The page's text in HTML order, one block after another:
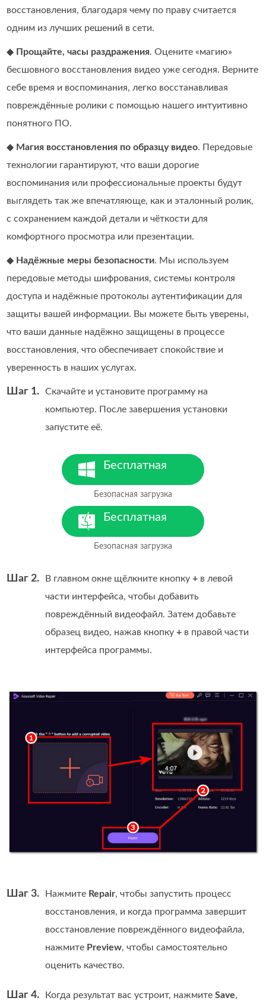
восстановления, благодаря чему по праву считается
одним из лучших решений в сети.
◆ Прощайте, часы раздражения. Оцените «магию»
бесшовного восстановления видео уже сегодня. Верните
себе время и воспоминания, легко восстанавливая
повреждённые ролики с помощью нашего интуитивно
понятного ПО.
◆ Магия восстановления по образцу видео. Передовые
технологии гарантируют, что ваши дорогие
воспоминания или профессиональные проекты будут
выглядеть так же впечатляюще, как и эталонный ролик,
с сохранением каждой детали и чёткости для
комфортного просмотра или презентации.
◆ Надёжные меры безопасности. Мы используем
передовые методы шифрования, системы контроля
доступа и надёжные протоколы аутентификации для
защиты вашей информации. Вы можете быть уверены,
что ваши данные надёжно защищены в процессе
восстановления, что обеспечивает спокойствие и
уверенность в наших услугах.
Шаг 1.
Скачайте и установите программу на
компьютер. После завершения установки
запустите её.
Бесплатная
загрузка
Для Windows 7 и новее
Безопасная загрузка
Бесплатная
загрузка
Для macOS 10.7 и новее
Безопасная загрузка
Шаг 2. В главном окне щёлкните кнопку+ в левой
части интерфейса, чтобы добавить
повреждённый видеофайл. Затем добавьте
образец видео, нажав кнопку+ в правой части
интерфейса программы.
Шаг 3. Нажмите Repair, чтобы запустить процесс
восстановления, и когда программа завершит
восстановление повреждённого видеофайла,
нажмите Preview, чтобы самостоятельно
оценить качество.
Шаг 4. Когда результат вас устроит, нажмитеSave,